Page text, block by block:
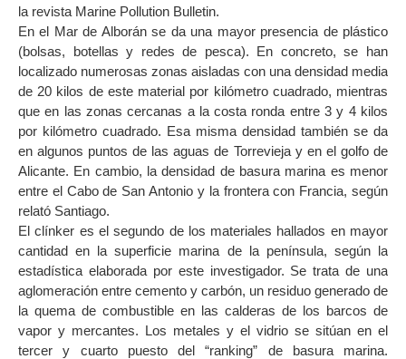
la revista Marine Pollution Bulletin.
En el Mar de Alborán se da una mayor presencia de plástico
(bolsas, botellas y redes de pesca). En concreto, se han
localizado numerosas zonas aisladas con una densidad media
de 20 kilos de este material por kilómetro cuadrado, mientras
que en las zonas cercanas a la costa ronda entre 3 y 4 kilos
por kilómetro cuadrado. Esa misma densidad también se da
en algunos puntos de las aguas de Torrevieja y en el golfo de
Alicante. En cambio, la densidad de basura marina es menor
entre el Cabo de San Antonio y la frontera con Francia, según
relató Santiago.
El clínker es el segundo de los materiales hallados en mayor
cantidad en la superficie marina de la península, según la
estadística elaborada por este investigador. Se trata de una
aglomeración entre cemento y carbón, un residuo generado de
la quema de combustible en las calderas de los barcos de
vapor y mercantes. Los metales y el vidrio se sitúan en el
tercer y cuarto puesto del “ranking” de basura marina.